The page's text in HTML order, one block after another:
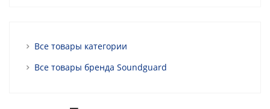
Все товары категории
Все товары бренда Soundguard